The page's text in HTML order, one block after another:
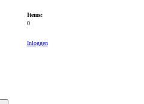
Items:
0
Inloggen